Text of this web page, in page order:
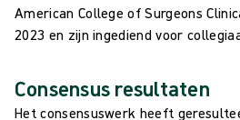
American College of Surgeons
2023 en zijn ingediend voor
Consensus resultaten
Het consensuswerk heeft